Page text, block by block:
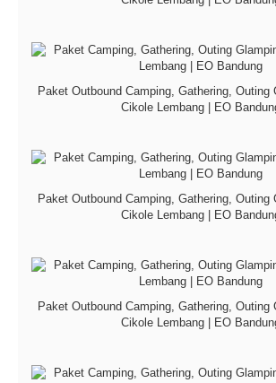
Paket Outbound Camping, Gathering, Outing
Cikole Lembang | EO
Paket Outbound Camping, Gathering, Outing
Cikole Lembang | EO
Paket Outbound Camping, Gathering, Outing
Cikole Lembang | EO